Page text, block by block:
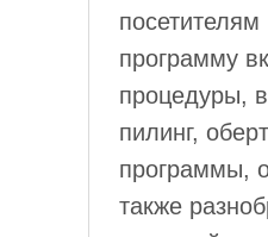
программу
процедуры,
пилинг,
программы,
также